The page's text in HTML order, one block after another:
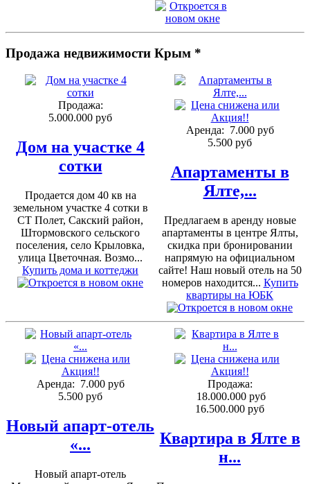
Продажа недвижимости Крым *
Продажа:
5.000.000 руб
Дом на участке 4
сотки
Продается дом 40 кв на
земельном участке 4 сотки в
СТ Полет, Сакский район,
Штормовского сельского
поселения, село Крыловка,
улица Цветочная. Возмо...
Купить дома и коттеджи
Аренда: 7.000 руб
5.500 руб
Апартаменты в
Ялте,...
Предлагаем в аренду новые
апартаменты в центре Ялты,
скидка при бронировании
напрямую на официальном
сайте! Наш новый отель на 50
номеров находится... Купить
квартиры на ЮБК
Аренда: 7.000 руб
5.500 руб
Новый апарт-отель
«...
Новый апарт-отель
Продажа:
18.000.000 руб
16.500.000 руб
Квартира в Ялте в
н...